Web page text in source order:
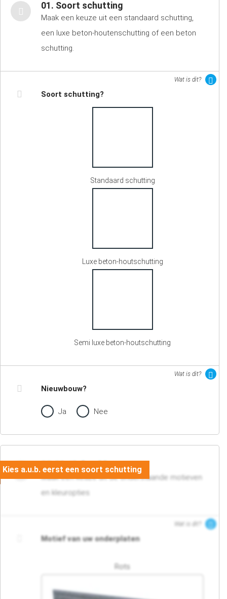
01. Soort schutting
Maak een keuze uit een standaard schutting,
een luxe beton-houtenschutting of een beton
schutting.
Wat is dit?
Soort schutting?
Standaard schutting
Luxe beton-houtschutting
Semi luxe beton-houtschutting
Wat is dit?
Nieuwbouw?
Ja Nee
02. Motief en kleur
Maak een keuze uit de onderstaande motieven
en kleuropties
Wat is dit?
Motief van uw onderplaten
Rots